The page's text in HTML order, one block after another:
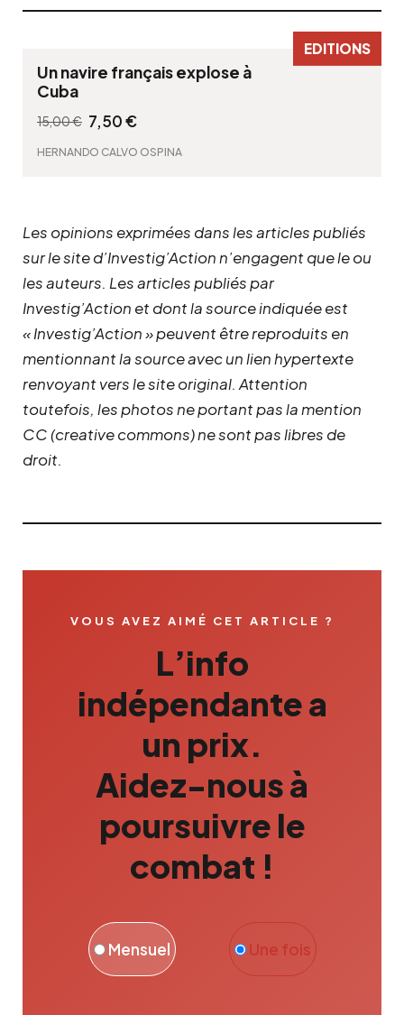
Un navire français explose à
Cuba
15,00€
L
e
i
x
i
n
i
t
i
a
l
é
7,50€
L
e
i
x
a
c
t
u
e
l
e
s
HERNANDO CALVO OSPINA
Les opinions exprimées dans les articles publiés
sur le site d’Investig’Action n’engagent que le ou
les auteurs. Les articles publiés par
Investig’Action et dont la source indiquée est
« Investig’Action » peuvent être reproduits en
mentionnant la source avec un lien hypertexte
renvoyant vers le site original. Attention
toutefois, les photos ne portant pas la mention
CC (creative commons) ne sont pas libres de
droit.
VOUS AVEZ AIMÉ CET ARTICLE ?
L’info
indépendante a
un prix.
Aidez-nous à
poursuivre le
combat !
Une fois
Mensuel